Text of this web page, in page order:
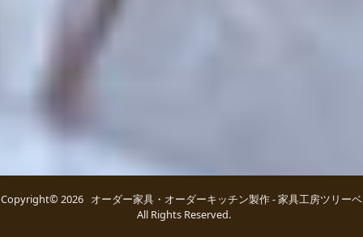
Copyright© 2026 オーダー家具・オーダーキッチン製作 - 家具工房ツリーベ
All Rights Reserved.